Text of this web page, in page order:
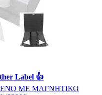
Label 👍
ΜΕ ΜΑΓΝΗΤΙΚΟ